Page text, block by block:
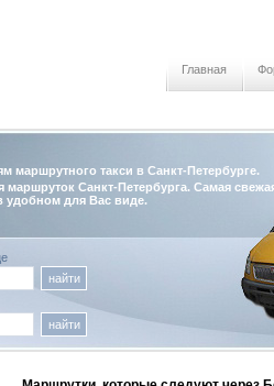
Главная
маршрутного такси в Санкт-Петербурге.
маршруток Санкт-Петербурга. Самая
удобном для Вас виде.
найти
найти